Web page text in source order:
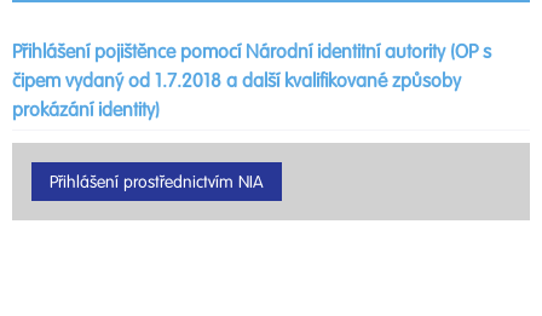
Přihlášení pojištěnce pomocí Národní identitní autority (OP s
čipem vydaný od 1.7.2018 a další kvalifikované způsoby
prokázání identity)